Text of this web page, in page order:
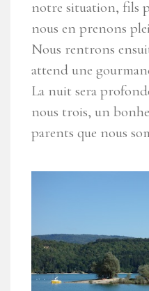
notre situation, fils
nous en prenons
Nous rentrons
attend une
La nuit sera
nous trois, un
parents que nous